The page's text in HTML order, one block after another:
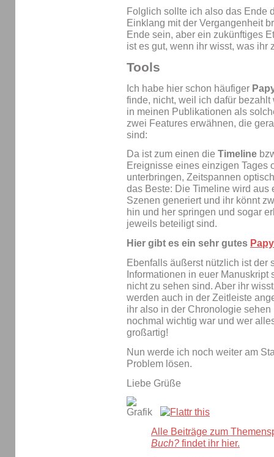
Folglich sollte ich also das Ende
Einklang mit der Vergangenheit
Ende sein, aber ein zukünftiges
ist es gut, wenn ihr wisst, was ihr
Tools
Ich habe hier schon häufiger
finde, nicht, weil ich dafür
in meinen Publikationen als
zwei Features erwähnen, die
sind:
Da ist zum einen die Timeline
Ereignisse eines einzigen Tages
unterbringen, Zeitspannen
das Beste: Die Timeline wird
Szenen generiert und ihr könnt
hin und her springen und sogar
jeweils beteiligt sind.
Hier gibt es ein sehr gutes
Ebenfalls äußerst nützlich ist der
Informationen in euer
nicht zu sehen sind. Aber ihr
werden auch in der Zeitleiste
ihr also in der Chronologie
nochmal wichtig war und wer
großartig!
Nun werde ich noch weiter am
Problem lösen.
Liebe Grüße
Alle Beiträge zum
Buch? findet ihr hier.